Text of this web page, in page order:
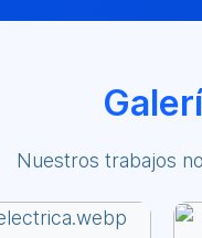
Nuestros trabajos